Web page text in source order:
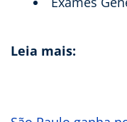
Leia mais: